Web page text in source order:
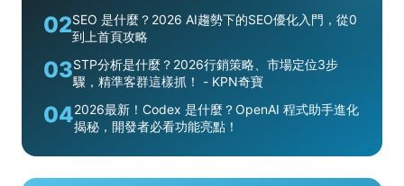
02SEO 是什麼？2026 AI趨勢下的SEO優化入門，從0
到上首頁攻略
03STP分析是什麼？2026行銷策略、市場定位3步
驟，精準客群這樣抓！ - KPN奇寶
042026最新！Codex 是什麼？OpenAI 程式助手進化
揭秘，開發者必看功能亮點！